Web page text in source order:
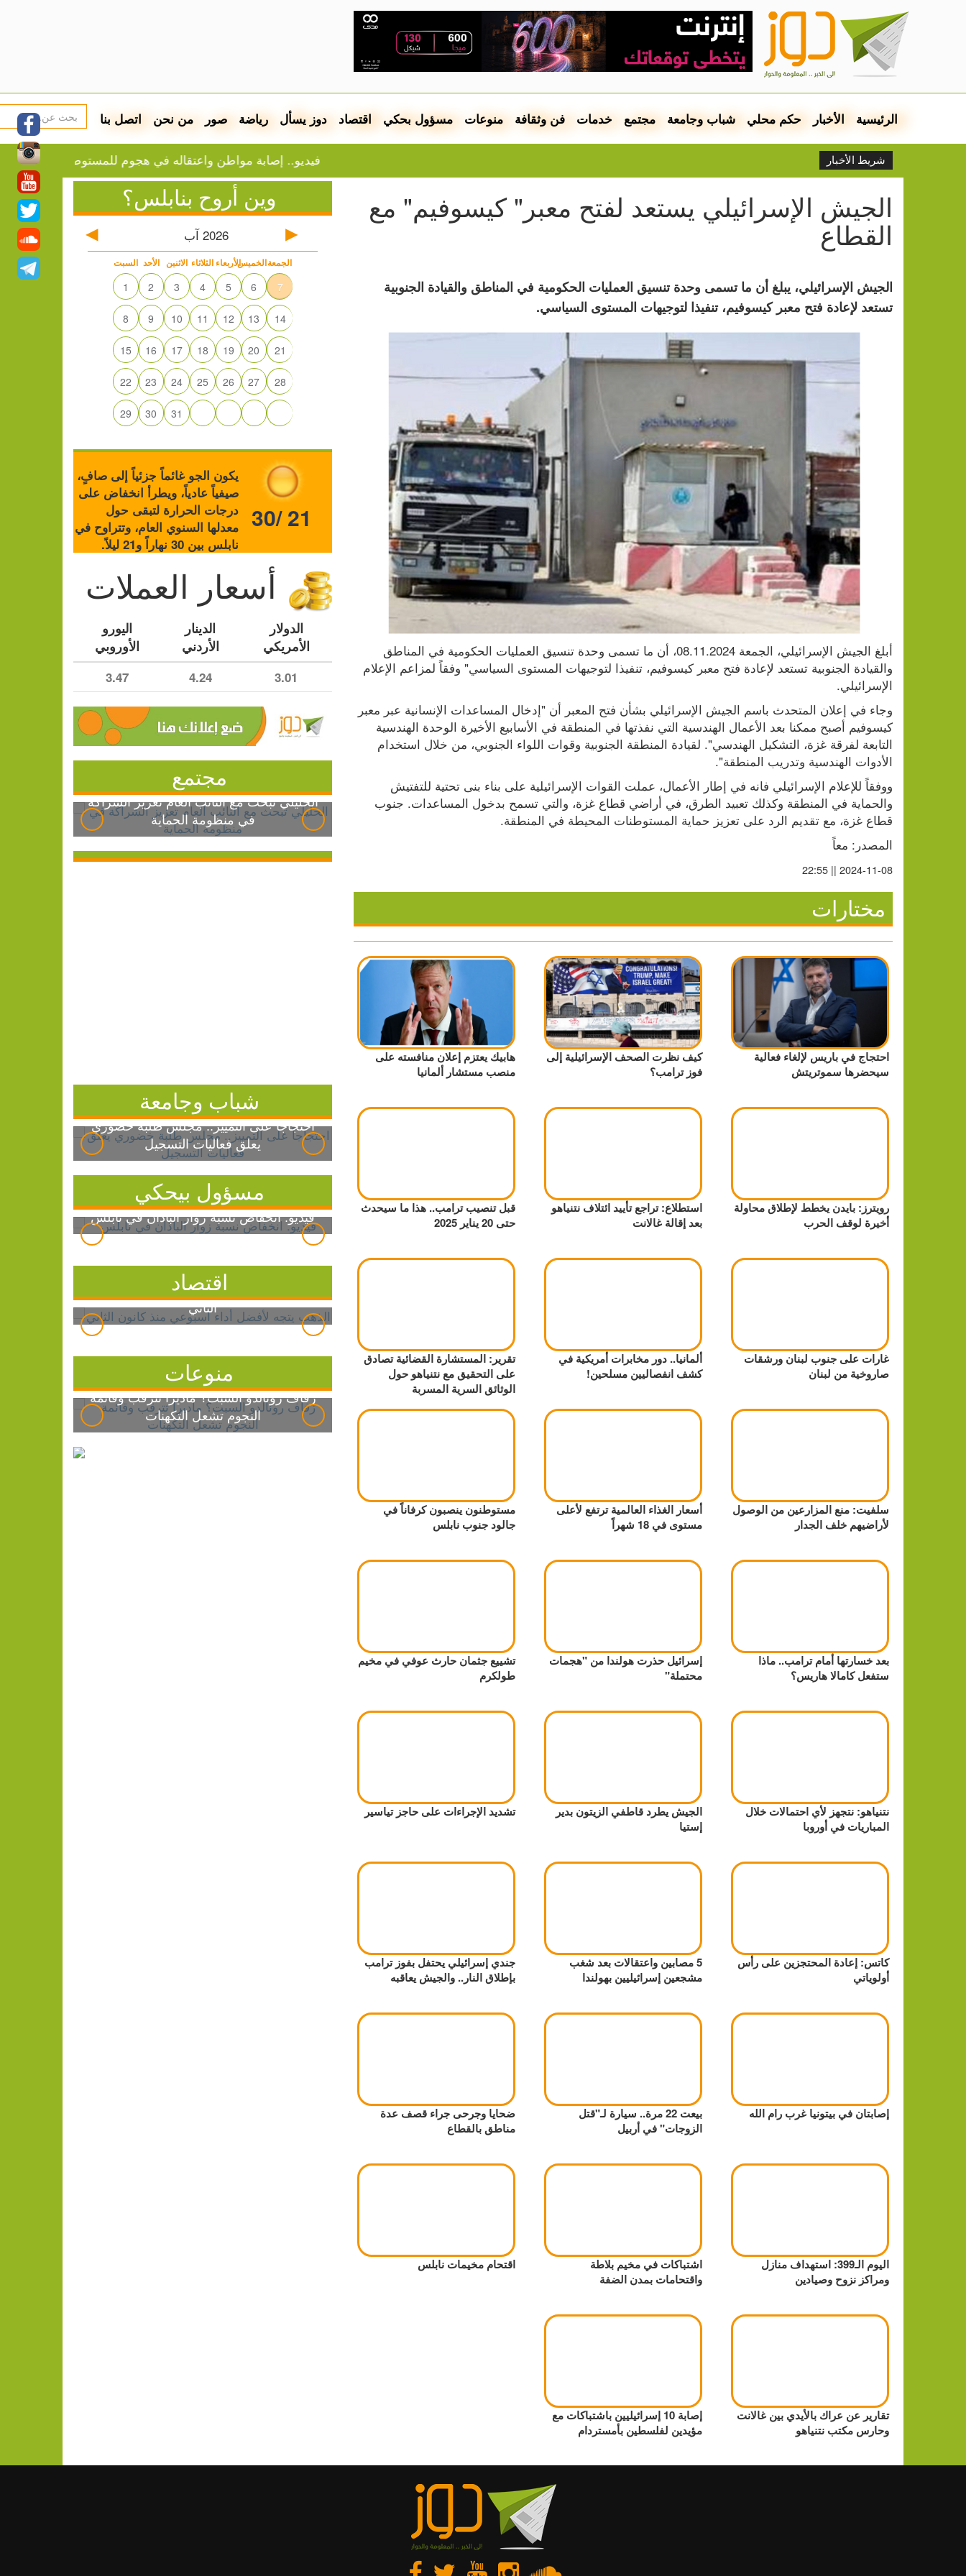
الرئيسية الأخبار حكم محلي شباب وجامعة مجتمع خدمات فن وثقافة منوعات مسؤول بحكي اقتصاد دوز يسأل رياضة صور من نحن اتصل بنا
شريط الأخبار فيديو.. إصابة مواطن واعتقاله في هجوم للمستوطنين على بيت فوريك
الجيش الإسرائيلي يستعد لفتح معبر" كيسوفيم" مع
القطاع
الجيش الإسرائيلي، يبلغ أن ما تسمى وحدة تنسيق العمليات الحكومية في المناطق والقيادة الجنوبية
تستعد لإعادة فتح معبر كيسوفيم، تنفيذا لتوجيهات المستوى السياسي.
الإسرائيلي.
الأدوات الهندسية وتدريب المنطقة".
قطاع غزة، مع تقديم الرد على تعزيز حماية المستوطنات المحيطة في المنطقة.
المصدر: معاً
2024-11-08 || 22:55
مختارات
احتجاج في باريس لإلغاء فعالية
سيحضرها سموتريتش
كيف نظرت الصحف الإسرائيلية إلى
فوز ترامب؟
هابيك يعتزم إعلان منافسته على
منصب مستشار ألمانيا
رويترز: بايدن يخطط لإطلاق محاولة
أخيرة لوقف الحرب
استطلاع: تراجع تأييد ائتلاف نتنياهو
بعد إقالة غالانت
قبل تنصيب ترامب.. هذا ما سيحدث
حتى 20 يناير 2025
غارات على جنوب لبنان ورشقات
صاروخية من لبنان
ألمانيا.. دور مخابرات أمريكية في
كشف انفصاليين مسلحين!
تقرير: المستشارة القضائية تصادق
على التحقيق مع نتنياهو حول
الوثائق السرية المسربة
سلفيت: منع المزارعين من الوصول
لأراضيهم خلف الجدار
أسعار الغذاء العالمية ترتفع لأعلى
مستوى في 18 شهراً
مستوطنون ينصبون كرفاناً في
جالود جنوب نابلس
بعد خسارتها أمام ترامب.. ماذا
ستفعل كامالا هاريس؟
إسرائيل حذرت هولندا من "هجمات
محتملة"
تشييع جثمان حارث عوفي في مخيم
طولكرم
نتنياهو: نتجهز لأي احتمالات خلال
المباريات في أوروبا
الجيش يطرد قاطفي الزيتون بدير
إستيا
تشديد الإجراءات على حاجز تياسير
كاتس: إعادة المحتجزين على رأس
أولوياتي
5 مصابين واعتقالات بعد شغب
مشجعين إسرائيليين بهولندا
جندي إسرائيلي يحتفل بفوز ترامب
بإطلاق النار.. والجيش يعاقبه
إصابتان في بيتونيا غرب رام الله
بيعت 22 مرة.. سيارة لـ"قتل
الزوجات" في أربيل
ضحايا وجرحى جراء قصف عدة
مناطق بالقطاع
اليوم الـ399: استهداف منازل
ومراكز نزوح وصيادين
اشتباكات في مخيم بلاطة
واقتحامات بمدن الضفة
اقتحام مخيمات نابلس
تقارير عن عراك بالأيدي بين غالانت
وحارس مكتب نتنياهو
إصابة 10 إسرائيليين باشتباكات مع
مؤيدين لفلسطين بأمستردام
وين أروح بنابلس؟
2026 آب
السبت الأحد الاثنين الثلاثاء الأربعاءالخميسالجمعة
1 2 3 4 5 6 7
8 9 10 11 12 13 14
15 16 17 18 19 20 21
22 23 24 25 26 27 28
29 30 31
يكون الجو غائماً جزئياً إلى صافٍ،
صيفياً عادياً، ويطرأ انخفاض على
درجات الحرارة لتبقى حول
معدلها السنوي العام، وتتراوح في
نابلس بين 30 نهاراً و21 ليلاً.
30/ 21
أسعار العملات
الدولار
الأمريكي
الدينار
الأردني
اليورو
الأوروبي
3.01
4.24
3.47
مجتمع
الخليلي تبحث مع النائب العام تعزيز الشراكة
في منظومة الحماية
شباب وجامعة
احتجاجاً على التمييز.. مجلس طلبة خضوري
يعلق فعاليات التسجيل
مسؤول بيحكي
فيديو: انخفاض نسبة زوار الباذان في نابلس
اقتصاد
الذهب يتجه لأفضل أداء أسبوعي منذ كانون
الثاني
منوعات
زفاف رونالدو السبت؟ ماديرا تترقب وقائمة
النجوم تشعل التكهنات